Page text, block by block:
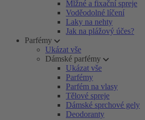
Mlžné a fixační spreje
Voděodolné líčení
Laky na nehty
Jak na plážový účes?
Parfémy
Ukázat vše
Dámské parfémy
Ukázat vše
Parfémy
Parfém na vlasy
Tělové spreje
Dámské sprchové gely
Deodoranty